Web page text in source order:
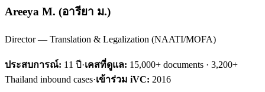
Areeya M. (อารียา ม.)
Director — Translation & Legalization (NAATI/MOFA)
ประสบการณ์: 11 ปี·เคสที่ดูแล: 15,000+ documents · 3,200+
Thailand inbound cases·เข้าร่วม iVC: 2016